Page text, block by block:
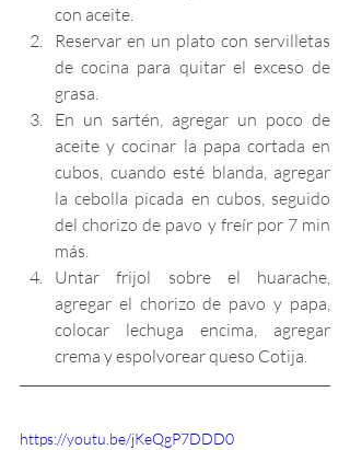
con aceite.
Reservar en un plato con servilletas
de cocina para quitar el exceso de
grasa.
En un sartén, agregar un poco de
aceite y cocinar la papa cortada en
cubos, cuando esté blanda, agregar
la cebolla picada en cubos, seguido
del chorizo de pavo y freír por 7 min
más.
Untar frijol sobre el huarache,
agregar el chorizo de pavo y papa,
colocar lechuga encima, agregar
crema y espolvorear queso Cotija.
https://youtu.be/jKeQgP7DDD0